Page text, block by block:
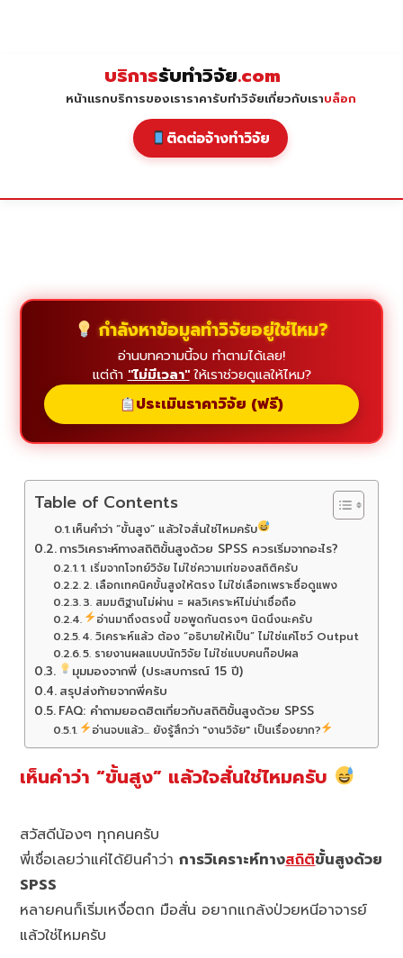
บริการรับทำวิจัย.com
หน้าแรกบริการของเราราคารับทำวิจัยเกี่ยวกับเราบล็อก
ติดต่อจ้างทำวิจัย
กำลังหาข้อมูลทำวิจัยอยู่ใช่ไหม?
อ่านบทความนี้จบ ทำตามได้เลย!
แต่ถ้า "ไม่มีเวลา"ให้เราช่วยดูแลให้ไหม?
ประเมินราคาวิจัย (ฟรี)
Table of Contents
เห็นคำว่า “ขั้นสูง” แล้วใจสั่นใช่ไหมครับ
การวิเคราะห์ทางสถิติขั้นสูงด้วย SPSS ควรเริ่มจากอะไร?
1. เริ่มจากโจทย์วิจัย ไม่ใช่ความเท่ของสถิติครับ
2. เลือกเทคนิคขั้นสูงให้ตรง ไม่ใช่เลือกเพราะชื่อดูแพง
3. สมมติฐานไม่ผ่าน = ผลวิเคราะห์ไม่น่าเชื่อถือ
อ่านมาถึงตรงนี้ ขอพูดกันตรงๆ นิดนึงนะครับ
4. วิเคราะห์แล้ว ต้อง “อธิบายให้เป็น” ไม่ใช่แค่โชว์ Output
5. รายงานผลแบบนักวิจัย ไม่ใช่แบบคนก๊อปผล
มุมมองจากพี่ (ประสบการณ์ 15 ปี)
สรุปส่งท้ายจากพี่ครับ
FAQ: คำถามยอดฮิตเกี่ยวกับสถิติขั้นสูงด้วย SPSS
อ่านจบแล้ว... ยังรู้สึกว่า "งานวิจัย" เป็นเรื่องยาก?
เห็นคำว่า “ขั้นสูง” แล้วใจสั่นใช่ไหมครับ
สวัสดีน้องๆ ทุกคนครับ
พี่เชื่อเลยว่าแค่ได้ยินคำว่าการวิเคราะห์ทางสถิติขั้นสูงด้วย
SPSS
หลายคนก็เริ่มเหงื่อตก มือสั่น อยากแกล้งป่วยหนีอาจารย์
แล้วใช่ไหมครับ